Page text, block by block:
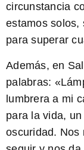
circunstancia
estamos solos,
para superar
Además, en
palabras:
lumbrera a mi
para la vida,
oscuridad. Nos